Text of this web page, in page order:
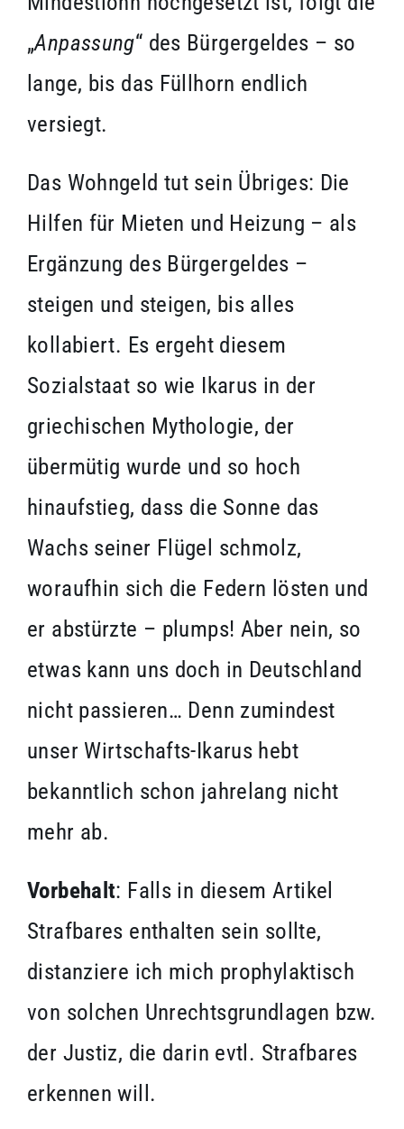
„Anpassung“ des Bürgergeldes – so
lange, bis das Füllhorn endlich
versiegt.
Das Wohngeld tut sein Übriges: Die
Hilfen für Mieten und Heizung – als
Ergänzung des Bürgergeldes –
steigen und steigen, bis alles
kollabiert. Es ergeht diesem
Sozialstaat so wie Ikarus in der
griechischen Mythologie, der
übermütig wurde und so hoch
hinaufstieg, dass die Sonne das
Wachs seiner Flügel schmolz,
woraufhin sich die Federn lösten und
er abstürzte – plumps! Aber nein, so
etwas kann uns doch in Deutschland
nicht passieren… Denn zumindest
unser Wirtschafts-Ikarus hebt
bekanntlich schon jahrelang nicht
mehr ab.
Vorbehalt: Falls in diesem Artikel
Strafbares enthalten sein sollte,
distanziere ich mich prophylaktisch
von solchen Unrechtsgrundlagen bzw.
der Justiz, die darin evtl. Strafbares
erkennen will.